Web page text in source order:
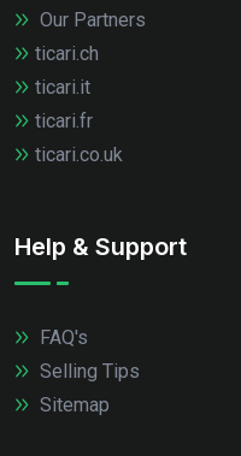
Our Partners
ticari.ch
ticari.it
ticari.fr
ticari.co.uk
Help & Support
FAQ's
Selling Tips
Sitemap